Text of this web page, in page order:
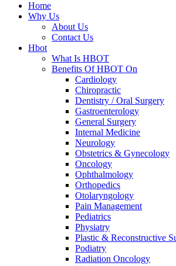
Home
Why Us
About Us
Contact Us
Hbot
What Is HBOT
Benefits Of HBOT On
Cardiology
Chiropractic
Dentistry / Oral Surgery
Gastroenterology
General Surgery
Internal Medicine
Neurology
Obstetrics & Gynecology
Oncology
Ophthalmology
Orthopedics
Otolaryngology
Pain Management
Pediatrics
Physiatry
Plastic & Reconstructive
Podiatry
Radiation Oncology